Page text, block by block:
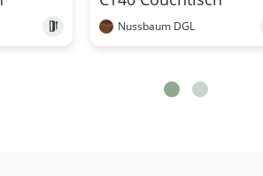
Nussbaum DGL